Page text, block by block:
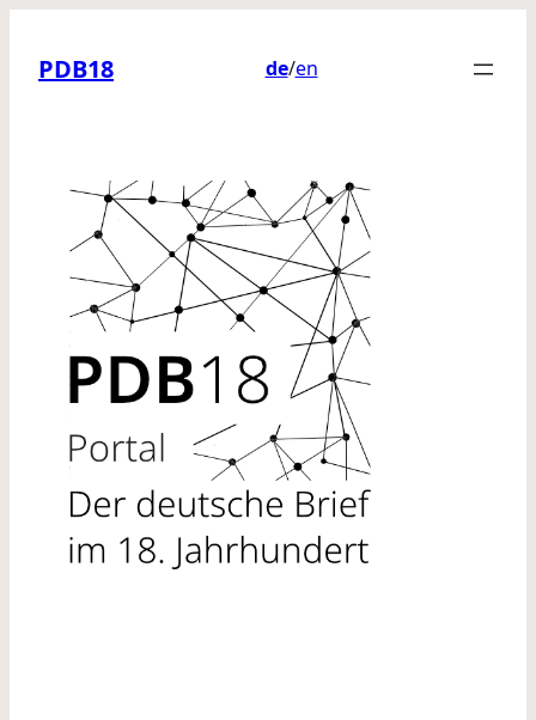
PDB18 de/en